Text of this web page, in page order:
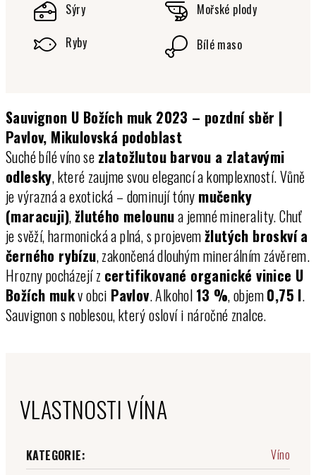
Sýry
Mořské plody
Ryby
Bílé maso
Sauvignon U Božích muk 2023 – pozdní sběr |
Pavlov, Mikulovská podoblast
Suché bílé víno se zlatožlutou barvou a zlatavými
odlesky, které zaujme svou elegancí a komplexností. Vůně
je výrazná a exotická – dominují tóny mučenky
(maracuji),žlutého melounua jemné minerality. Chuť
je svěží, harmonická a plná, s projevemžlutých broskví a
černého rybízu, zakončená dlouhým minerálním závěrem.
Hrozny pocházejí z certifikované organické vinice U
Božích mukv obci Pavlov. Alkohol 13 %, objem0,75 l.
Sauvignon s noblesou, který osloví i náročné znalce.
VLASTNOSTI VÍNA
KATEGORIE:
Víno